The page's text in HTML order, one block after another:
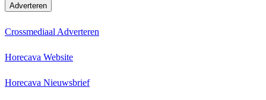
Adverteren
Crossmediaal Adverteren
Horecava Website
Horecava Nieuwsbrief